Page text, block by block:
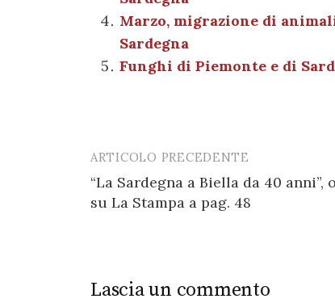
k
Marzo, migrazione di
Sardegna
Funghi di Piemonte e di
Post
navigation
ARTICOLO PRECEDENTE
“La Sardegna a Biella da 40 anni”,
su La Stampa a pag. 48
Lascia un commento